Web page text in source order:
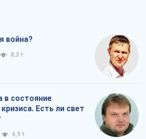
война?
8,3 т.
в состояние
Есть ли свет
6,9 т.